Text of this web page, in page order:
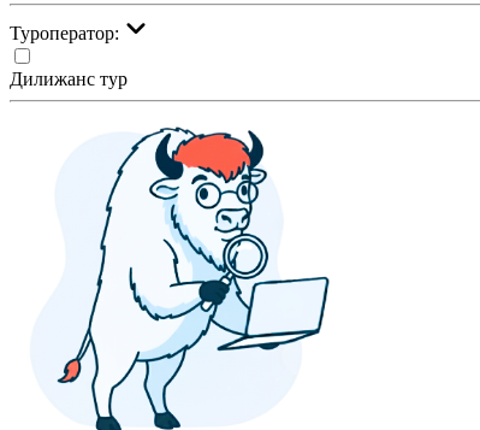
Туроператор:
Дилижанс тур